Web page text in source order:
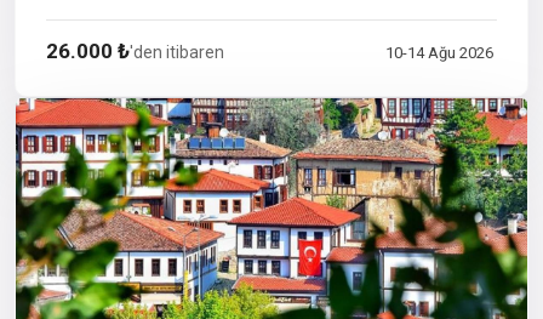
26.000 ₺'den itibaren 10-14 Ağu 2026